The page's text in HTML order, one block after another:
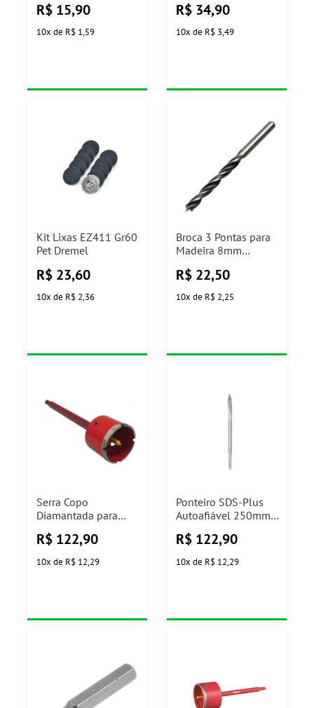
R$ 15,90
10x de R$ 1,59
R$ 34,90
10x de R$ 3,49
Kit Lixas EZ411 Gr60
Pet Dremel
R$ 23,60
10x de R$ 2,36
Broca 3 Pontas para
Madeira 8mm
Bosch
R$ 22,50
10x de R$ 2,25
Serra Copo
Diamantada para
61422 Cortag
R$ 122,90
10x de R$ 12,29
Ponteiro SDS-Plus
Autoafiável 250mm
R$ 122,90
10x de R$ 12,29